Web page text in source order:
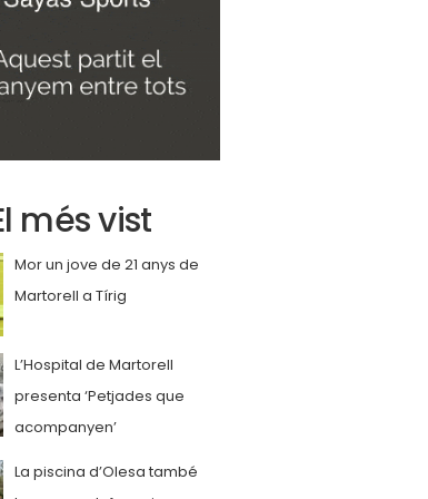
més vist
Mor un jove de 21 anys de
Martorell a Tírig
L’Hospital de Martorell
presenta ‘Petjades que
acompanyen’
La piscina d’Olesa també